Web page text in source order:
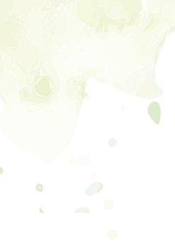
dla dzieci i